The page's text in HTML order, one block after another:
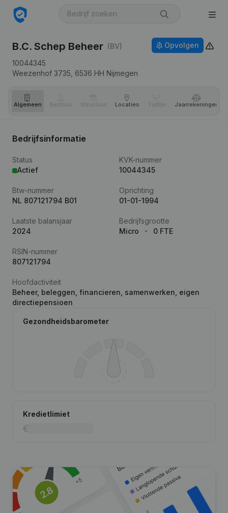
B.C. Schep Beheer (BV)
10044345
Weezenhof 3735, 6536 HH Nijmegen
Opvolgen
Algemeen Bestuur Structuur Locaties Tijdlijn Jaar­rekeningen
Bedrijfsinformatie
Status
Actief
KVK-nummer
10044345
Btw-nummer
NL 807121794 B01
Oprichting
01-01-1994
Laatste balansjaar
2024
Bedrijfsgrootte
Micro
0 FTE
RSIN-nummer
807121794
Hoofdactiviteit
Beheer, beleggen, financieren, samenwerken, eigen
directiepensioen
Gezondheidsbarometer
Kredietlimiet